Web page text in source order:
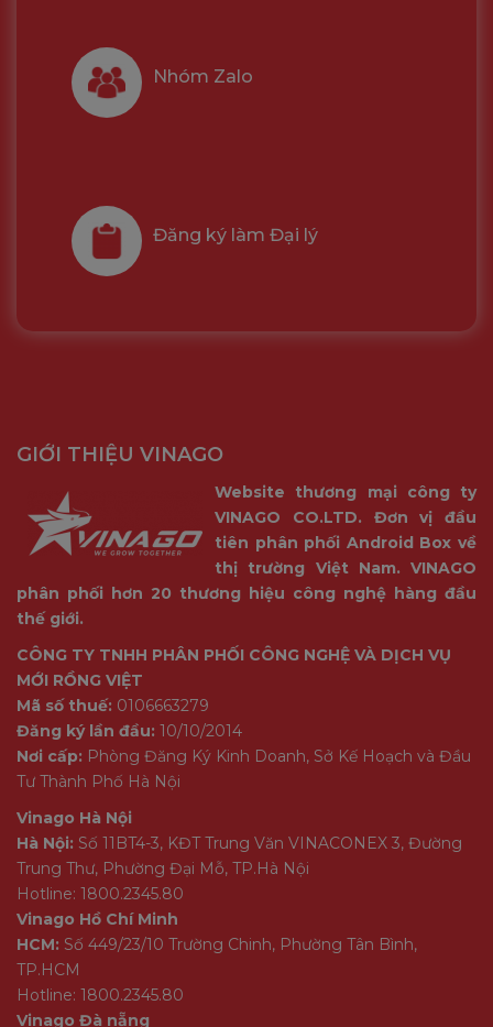
Nhóm Zalo
Đăng ký làm Đại lý
GIỚI THIỆU VINAGO
Website thương mại công ty
VINAGO CO.LTD. Đơn vị đầu
tiên phân phối Android Box về
thị trường Việt Nam. VINAGO
phân phối hơn 20 thương hiệu công nghệ hàng đầu
thế giới.
CÔNG TY TNHH PHÂN PHỐI CÔNG NGHỆ VÀ DỊCH VỤ
MỚI RỒNG VIỆT
Mã số thuế: 0106663279
Đăng ký lần đầu: 10/10/2014
Nơi cấp: Phòng Đăng Ký Kinh Doanh, Sở Kế Hoạch và Đầu
Tư Thành Phố Hà Nội
Vinago Hà Nội
Hà Nội: Số 11BT4-3, KĐT Trung Văn VINACONEX 3, Đường
Trung Thư, Phường Đại Mỗ, TP.Hà Nội
Hotline: 1800.2345.80
Vinago Hồ Chí Minh
HCM: Số 449/23/10 Trường Chinh, Phường Tân Bình,
TP.HCM
Hotline: 1800.2345.80
Vinago Đà nẵng